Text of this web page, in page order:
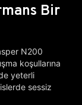
Bir
N200
koşullarına
yeterli
sessiz